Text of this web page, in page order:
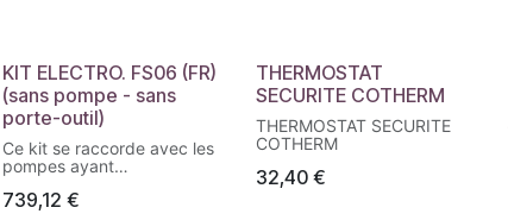
l/min et pression 20 bars.
KIT ELECTRO. FS06 (FR)
(sans pompe - sans
porte-outil)
Ce kit se raccorde avec les
pompes ayant
nous préciser si
739,12 €
THERMOSTAT
SECURITE COTHERM
THERMOSTAT SECURITE
COTHERM
32,40 €